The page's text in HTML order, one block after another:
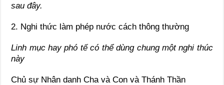
sau đây.
2. Nghi thức làm phép nước cách thông thường
Linh mục hay phó tế có thể dùng chung một nghi thúc
này
Chủ sự Nhân danh Cha và Con và Thánh Thần